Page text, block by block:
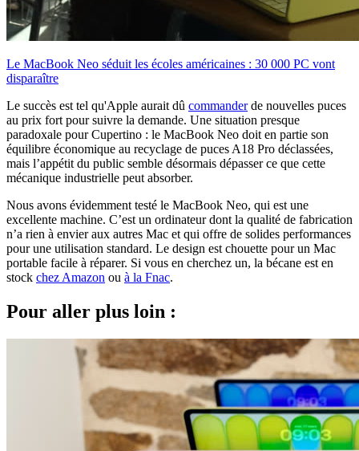
Le MacBook Neo séduit les écoles américaines : 30 000 PC vont
disparaître
Le succès est tel qu'Apple aurait dû commanderde nouvelles puces
au prix fort pour suivre la demande. Une situation presque
paradoxale pour Cupertino : le MacBook Neo doit en partie son
équilibre économique au recyclage de puces A18 Pro déclassées,
mais l’appétit du public semble désormais dépasser ce que cette
mécanique industrielle peut absorber.
Nous avons évidemment testé le MacBook Neo, qui est une
excellente machine. C’est un ordinateur dont la qualité de fabrication
n’a rien à envier aux autres Mac et qui offre de solides performances
pour une utilisation standard. Le design est chouette pour un Mac
portable facile à réparer. Si vous en cherchez un, la bécane est en
stock chez Amazon ou à la Fnac.
Pour aller plus loin :